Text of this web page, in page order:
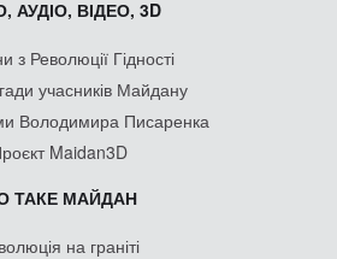
АУДІО, ВІДЕО, 3D
з Революції Гідності
учасників Майдану
Володимира Писаренка
Maidan3D
ТАКЕ МАЙДАН
на граніті